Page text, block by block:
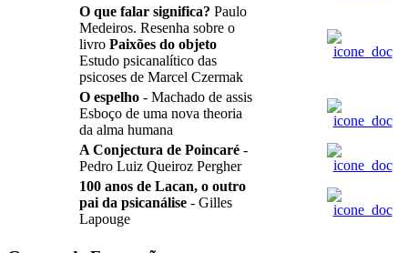
O que falar significa? Paulo
Medeiros. Resenha sobre o
livro Paixões do objeto
Estudo psicanalítico das
psicoses de Marcel Czermak
O espelho - Machado de assis
Esboço de uma nova theoria
da alma humana
A Conjectura de Poincaré -
Pedro Luiz Queiroz Pergher
100 anos de Lacan, o outro
pai da psicanálise - Gilles
Lapouge